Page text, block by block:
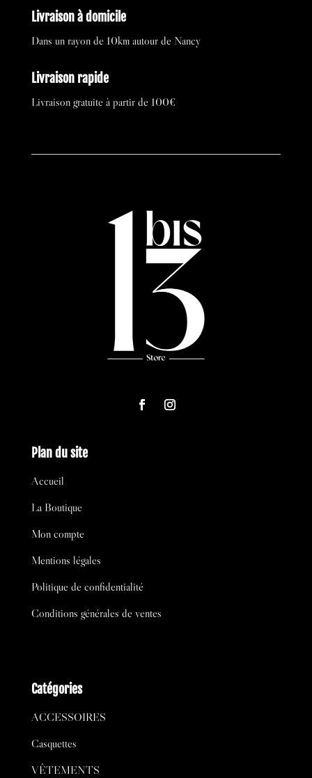
Livraison à domicile
Dans un rayon de 10km autour de Nancy
Livraison rapide
Livraison gratuite à partir de 100€
Plan du site
Accueil
La Boutique
Mon compte
Mentions légales
Politique de confidentialité
Conditions générales de ventes
Catégories
ACCESSOIRES
Casquettes
VÊTEMENTS